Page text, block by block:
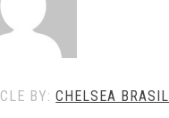
BY:CHELSEA BRASIL